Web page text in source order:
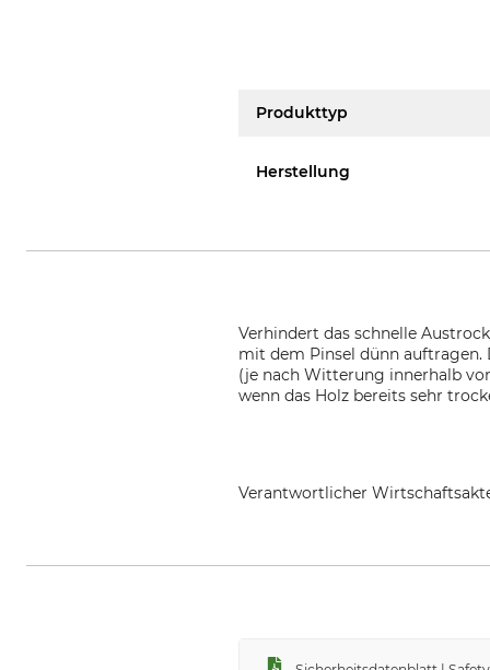
Produkttyp
Herstellung
Verhindert das schnelle
mit dem Pinsel dünn
(je nach Witterung innerhalb
wenn das Holz bereits sehr
Verantwortlicher